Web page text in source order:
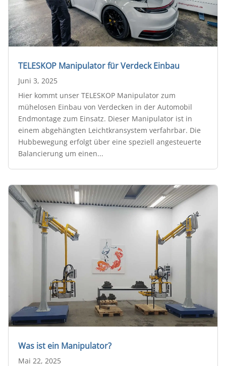
TELESKOP Manipulator für Verdeck Einbau
Juni 3, 2025
Hier kommt unser TELESKOP Manipulator zum
mühelosen Einbau von Verdecken in der Automobil
Endmontage zum Einsatz. Dieser Manipulator ist in
einem abgehängten Leichtkransystem verfahrbar. Die
Hubbewegung erfolgt über eine speziell angesteuerte
Balancierung um einen...
Was ist ein Manipulator?
Mai 22, 2025